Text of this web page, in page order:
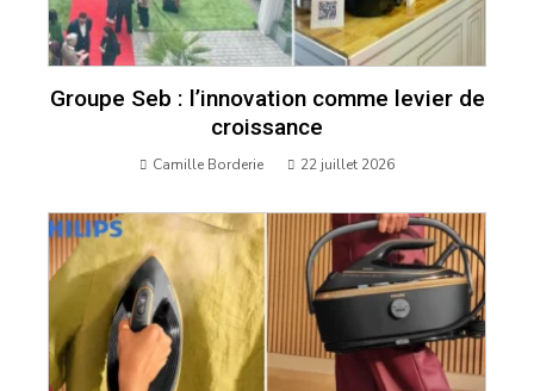
Groupe Seb : l’innovation comme levier de
croissance
Camille Borderie 22 juillet 2026